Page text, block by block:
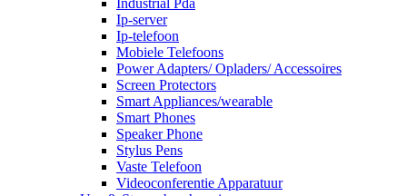
Ip-server
Ip-telefoon
Mobiele Telefoons
Power Adapters/ Opladers/ Accessoires
Screen Protectors
Smart Appliances/wearable
Smart Phones
Speaker Phone
Stylus Pens
Vaste Telefoon
Videoconferentie Apparatuur